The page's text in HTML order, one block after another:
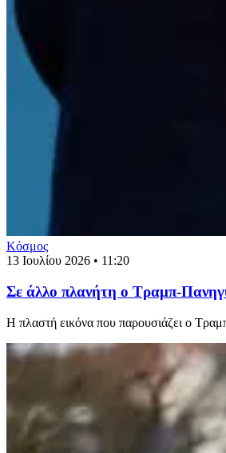
Κόσμος
13 Ιουλίου 2026 • 11:20
Σε άλλο πλανήτη ο Τραμπ-
Η πλαστή εικόνα που παρουσιάζει ο